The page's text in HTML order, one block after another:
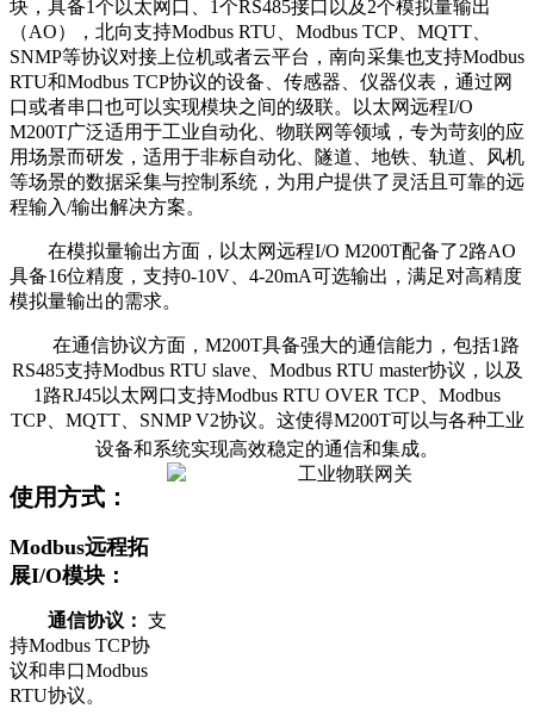
块，具备1个以太网口、1个RS485接口以及2个模拟量输出
（AO），北向支持Modbus RTU、Modbus TCP、MQTT、
SNMP等协议对接上位机或者云平台，南向采集也支持Modbus
RTU和Modbus TCP协议的设备、传感器、仪器仪表，通过网
口或者串口也可以实现模块之间的级联。以太网远程I/O
M200T广泛适用于工业自动化、物联网等领域，专为苛刻的应
用场景而研发，适用于非标自动化、隧道、地铁、轨道、风机
等场景的数据采集与控制系统，为用户提供了灵活且可靠的远
程输入/输出解决方案。
在模拟量输出方面，以太网远程I/O M200T配备了2路AO
具备16位精度，支持0-10V、4-20mA可选输出，满足对高精度
模拟量输出的需求。
在通信协议方面，M200T具备强大的通信能力，包括1路
RS485支持Modbus RTU slave、Modbus RTU master协议，以及
1路RJ45以太网口支持Modbus RTU OVER TCP、Modbus
TCP、MQTT、SNMP V2协议。这使得M200T可以与各种工业
设备和系统实现高效稳定的通信和集成。
使用方式：
Modbus远程拓
展I/O模块：
通信协议： 支
持Modbus TCP协
议和串口Modbus
RTU协议。